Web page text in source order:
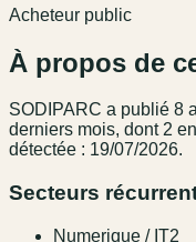
Acheteur public
À propos de
SODIPARC a publié 8
derniers mois, dont 2
détectée : 19/07/2026.
Secteurs
Numerique / IT2